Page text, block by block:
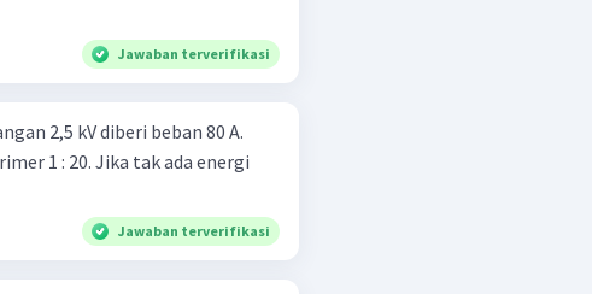
Jawaban terverifikasi
2,5 kV diberi beban 80 A.
1 : 20. Jika tak ada energi
Jawaban terverifikasi